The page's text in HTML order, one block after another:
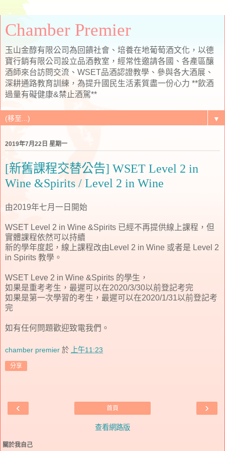
Chamber Premier
玉山金醇有限公司為回饋社會、培養在地葡萄酒文化，以德
寶行銷有限公司設立品酒教室，經常性邀請各國、各產區釀
酒師來台訪問交流、WSET品酒認證教學、參與各大酒展、
深耕通路教育訓練，為提升國民生活素質盡一份心力 **飲酒
過量有礙健康&禁止酒駕**
▼
2019年7月22日 星期一
[新舊課程交替公告] WSET Level 2 in
Wine &Spirits / Level 2 in Wine
由2019年七月一日開始
WSET Level 2 in Wine &Spirits 已經不再提供線上課程，但
實體課程依然可以持續
新的學年度起，線上課程改由Level 2 in Wine 或者是 Level 2
in Spirits 教學。
WSET Leve 2 in Wine &Spirits 的學生，
如果是重考考生，最遲可以在2020/3/30以前登記考完
如果是第一次學習的考生，最遲可以在2020/1/31以前登記考
完
如有任何問題歡迎致電我們。
chamber premier 於 上午11:23
分享
‹ ›
首頁
查看網路版
關於我自己